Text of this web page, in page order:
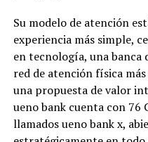
Su modelo de atención
experiencia más simple,
en tecnología, una banca
red de atención física
una propuesta de valor
ueno bank cuenta con 76
llamados ueno bank x,